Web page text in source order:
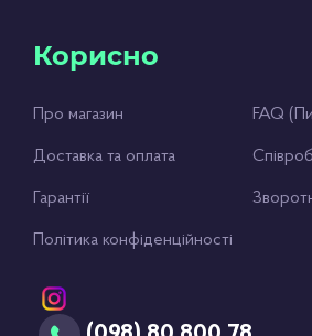
Корисно
Про магазин FAQ
Доставка та оплата
Гарантії
Політика конфіденційності